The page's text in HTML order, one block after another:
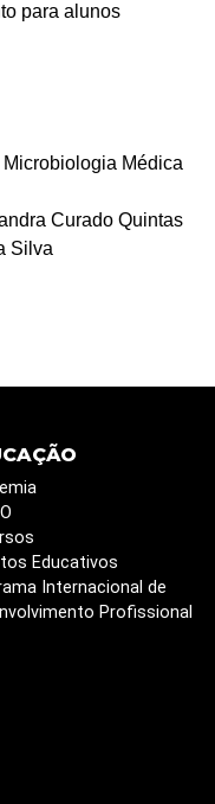
para alunos
Microbiologia Médica
Curado Quintas
Silva
Educativos
Internacional de
Profissional